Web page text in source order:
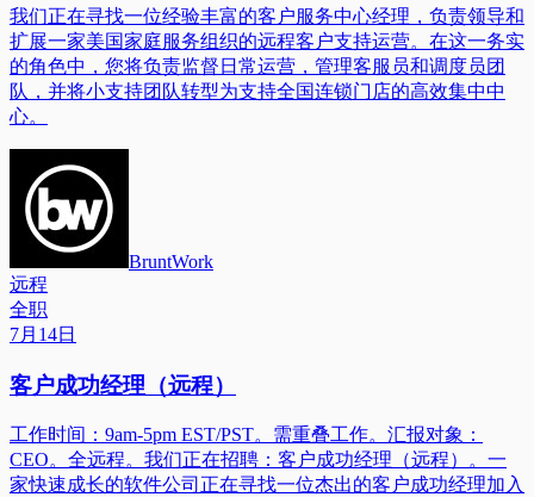
我们正在寻找一位经验丰富的客户服务中心经理，负责领导和
扩展一家美国家庭服务组织的远程客户支持运营。在这一务实
的角色中，您将负责监督日常运营，管理客服员和调度员团
队，并将小支持团队转型为支持全国连锁门店的高效集中中
心。
BruntWork
远程
全职
7月14日
客户成功经理（远程）
工作时间：9am-5pm EST/PST。需重叠工作。汇报对象：
CEO。全远程。我们正在招聘：客户成功经理（远程）。一
家快速成长的软件公司正在寻找一位杰出的客户成功经理加入